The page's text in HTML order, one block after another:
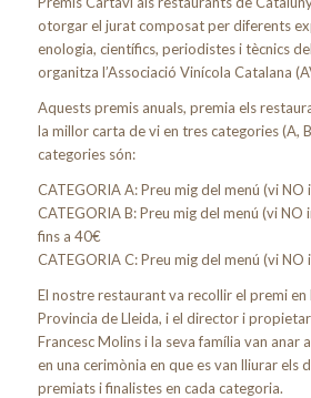
otorgar el jurat composat per diferents
enologia, científics, periodistes i tècnics
organitza l’Associació Vinícola Catalana
Aquests premis anuals, premia els
la millor carta de vi en tres categories (A,
categories són:
CATEGORIA A: Preu mig del menú (vi
CATEGORIA B: Preu mig del menú (vi
fins a 40€
CATEGORIA C: Preu mig del menú (vi NO
El nostre restaurant va recollir el premi en
Provincia de Lleida, i el director i
Francesc Molins i la seva família van anar
en una cerimònia en que es van lliurar els
premiats i finalistes en cada categoria.